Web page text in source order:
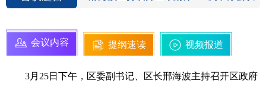
会议内容 提纲速读 视频报道
3月25日下午，区委副书记、区长邢海波主持召开区政府